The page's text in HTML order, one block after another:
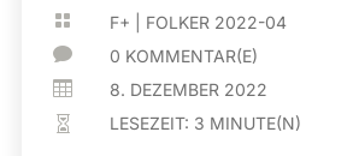
 F+ FOLKER 2022-04
 0 KOMMENTAR(E)
 8. DEZEMBER 2022
 LESEZEIT: 3 MINUTE(N)